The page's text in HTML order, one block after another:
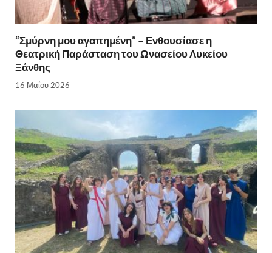
“Σμύρνη μου αγαπημένη” – Ενθουσίασε η
Θεατρική Παράσταση του Ωνασείου Λυκείου
Ξάνθης
16 Μαΐου 2026